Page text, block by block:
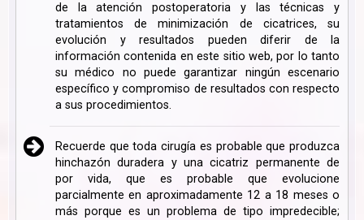
de la atención postoperatoria y las técnicas y
tratamientos de minimización de cicatrices, su
evolución y resultados pueden diferir de la
información contenida en este sitio web, por lo tanto
su médico no puede garantizar ningún escenario
específico y compromiso de resultados con respecto
a sus procedimientos.
Recuerde que toda cirugía es probable que produzca
hinchazón duradera y una cicatriz permanente de
por vida, que es probable que evolucione
parcialmente en aproximadamente 12 a 18 meses o
más porque es un problema de tipo impredecible;